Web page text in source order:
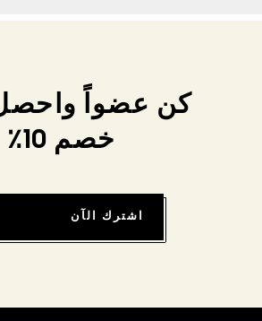
كن عضواً
خصم 10٪
اشترك الآن